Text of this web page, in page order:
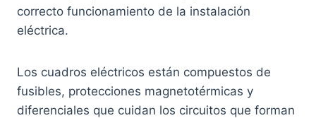
correcto funcionamiento de la instalación
eléctrica.
Los cuadros eléctricos están compuestos de
fusibles, protecciones magnetotérmicas y
diferenciales que cuidan los circuitos que forman